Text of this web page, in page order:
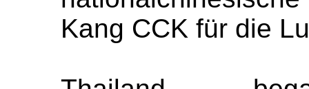
Kang CCK für die